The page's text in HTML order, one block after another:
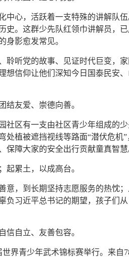
中心，活跃着一支特殊的讲解队
史。这群少先队红领巾讲解员，
身影愈发常见。
聆听党的故事、见证时代巨变，
想信仰让他们深知今日国泰民安
结友爱、崇德向善。
社区有一支由社区青少年组成的
处植被遮挡视线等路面“潜伏危
保障大家的安全出行贡献童真智
起累土，以成高台。
意，到长期坚持志愿服务的热忱
习近平总书记的期望，孩子们
信自立、友善包容。
世界青少年武术锦标赛举行。来